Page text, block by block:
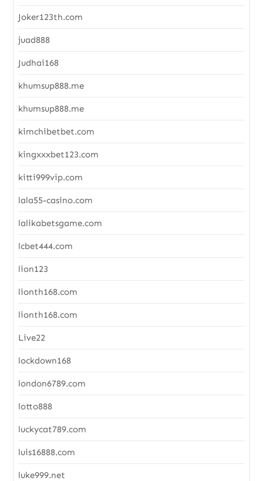
Joker123th.com
juad888
Judhai168
khumsup888.me
khumsup888.me
kimchibetbet.com
kingxxxbet123.com
kitti999vip.com
lala55-casino.com
lalikabetsgame.com
lcbet444.com
lion123
lionth168.com
lionth168.com
Live22
lockdown168
london6789.com
lotto888
luckycat789.com
luis16888.com
luke999.net